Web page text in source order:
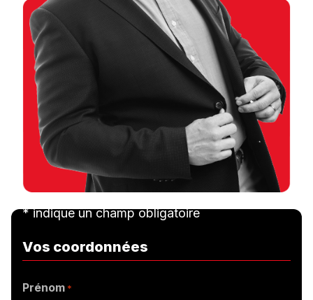
* indique un champ obligatoire
Vos coordonnées
Prénom *